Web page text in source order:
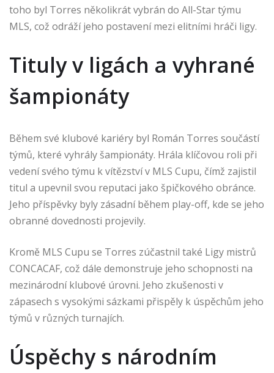
toho byl Torres několikrát vybrán do All-Star týmu
MLS, což odráží jeho postavení mezi elitními hráči ligy.
Tituly v ligách a vyhrané
šampionáty
Během své klubové kariéry byl Román Torres součástí
týmů, které vyhrály šampionáty. Hrála klíčovou roli při
vedení svého týmu k vítězství v MLS Cupu, čímž zajistil
titul a upevnil svou reputaci jako špičkového obránce.
Jeho příspěvky byly zásadní během play-off, kde se jeho
obranné dovednosti projevily.
Kromě MLS Cupu se Torres zúčastnil také Ligy mistrů
CONCACAF, což dále demonstruje jeho schopnosti na
mezinárodní klubové úrovni. Jeho zkušenosti v
zápasech s vysokými sázkami přispěly k úspěchům jeho
týmů v různých turnajích.
Úspěchy s národním